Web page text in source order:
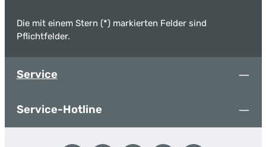
Die mit einem Stern (*) markierten Felder sind
Pflichtfelder.
Service
Service-Hotline